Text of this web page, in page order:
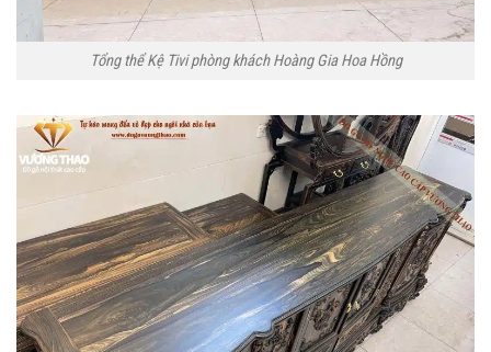
Tổng thể Kệ Tivi phòng khách Hoàng Gia Hoa Hồng